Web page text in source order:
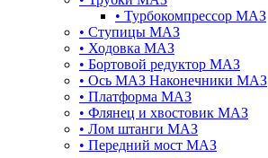
• Турбокомпрессор МАЗ
• Ступицы МАЗ
• Ходовка МАЗ
• Бортовой редуктор МАЗ
• Ось МАЗ Наконечники МАЗ
• Платформа МАЗ
• Флянец и хвостовик МАЗ
• Лом штанги МАЗ
• Передний мост МАЗ